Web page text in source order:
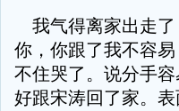
我气得离家出走了
你，你跟了我不容
不住哭了。说分手
好跟宋涛回了家。